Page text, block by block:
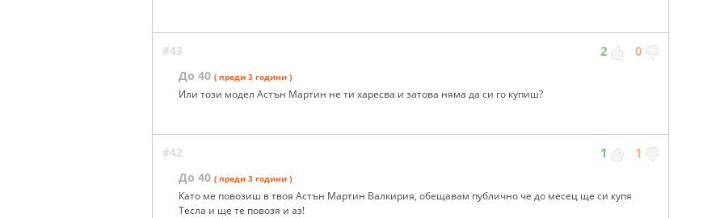
#43 2 0
До 40 ( преди 3 години )
Или този модел Астън Мартин не ти харесва и затова няма да си го купиш?
#42 1 1
До 40 ( преди 3 години )
Като ме повозиш в твоя Астън Мартин Валкирия, обещавам публично че до месец ще си купя
Тесла и ще те повозя и аз!